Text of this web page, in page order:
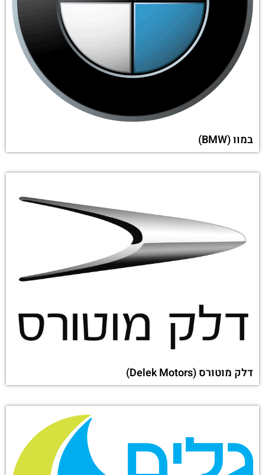
במוו (BMW)
דלק מוטורס (Delek Motors)